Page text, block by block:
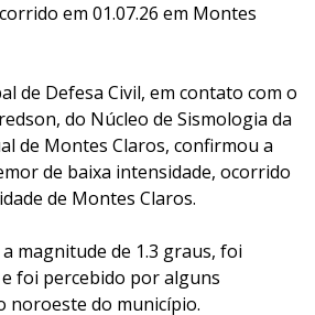
em 01.07.26 em Montes
de Defesa Civil, em contato com o
do Núcleo de Sismologia da
de Montes Claros, confirmou a
de baixa intensidade, ocorrido
de Montes Claros.
magnitude de 1.3 graus, foi
foi percebido por alguns
noroeste do município.